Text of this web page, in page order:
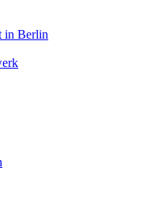
in Berlin